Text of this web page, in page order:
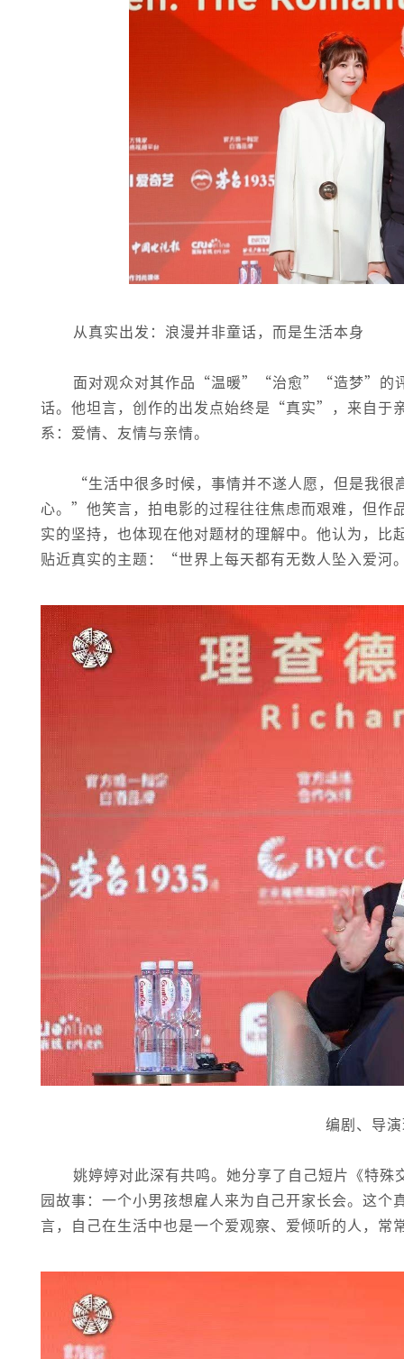
从真实出发：浪漫并非童话，而是生活本身
面对观众对其作品“温暖”“治愈”“造梦”的
话。他坦言，创作的出发点始终是“真实”，来自于
系：爱情、友情与亲情。
“生活中很多时候，事情并不遂人愿，但是我
心。”他笑言，拍电影的过程往往焦虑而艰难，但作
实的坚持，也体现在他对题材的理解中。他认为，
贴近真实的主题：“世界上每天都有无数人坠入爱河
编剧、导
姚婷婷对此深有共鸣。她分享了自己短片《特
园故事：一个小男孩想雇人来为自己开家长会。这
言，自己在生活中也是一个爱观察、爱倾听的人，常